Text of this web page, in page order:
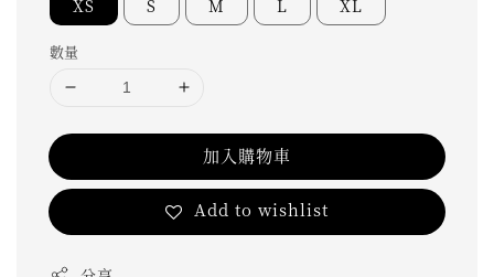
XS S M L XL
數量
加入購物車
Add to wishlist